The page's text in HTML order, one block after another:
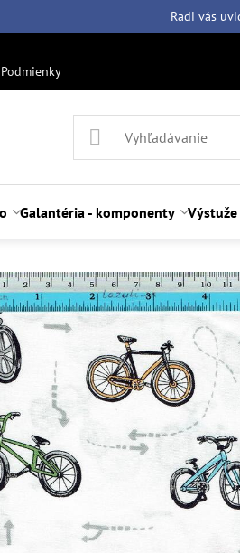
Radi vás
Podmienky
Galantéria - komponenty